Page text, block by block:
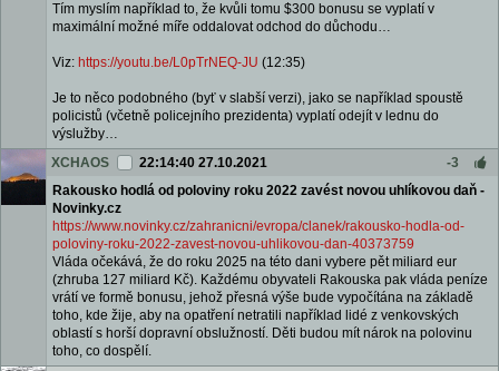
Tím myslím například to, že kvůli tomu $300 bonusu se vyplatí v
maximální možné míře oddalovat odchod do důchodu…
Viz: https://youtu.be/L0pTrNEQ-JU (12:35)
Je to něco podobného (byť v slabší verzi), jako se například spoustě
policistů (včetně policejního prezidenta) vyplatí odejít v lednu do
výslužby…
XCHAOS
22:14:40 27.10.2021
-3
Rakousko hodlá od poloviny roku 2022 zavést novou uhlíkovou daň -
Novinky.cz
https://www.novinky.cz/zahranicni/evropa/clanek/rakousko-hod la-od-
poloviny-roku-2022-zavest-novou-uh likovou-dan-40373759
Vláda očekává, že do roku 2025 na této dani vybere pět miliard eur
(zhruba 127 miliard Kč). Každému obyvateli Rakouska pak vláda peníze
vrátí ve formě bonusu, jehož přesná výše bude vypočítána na základě
toho, kde žije, aby na opatření netratili například lidé z venkovských
oblastí s horší dopravní obslužností. Děti budou mít nárok na polovinu
toho, co dospělí.